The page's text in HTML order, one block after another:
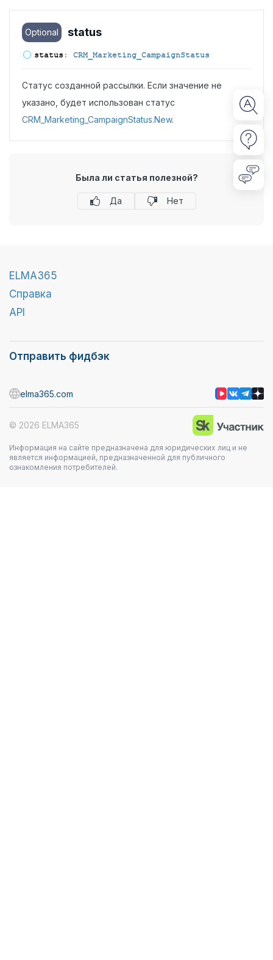
Optional status
status : CRM_Marketing_CampaignStatus
Статус созданной рассылки. Если значение не
указано, будет использован статус
CRM_Marketing_CampaignStatus.New.
Была ли статья полезной?
Да Нет
ELMA365
Справка
API
Отправить фидбэк
Информация на сайте предназначена для юридических лиц и не
является информацией, предназначенной для публичного
ознакомления потребителей.
© 2026 ELMA365
elma365.com